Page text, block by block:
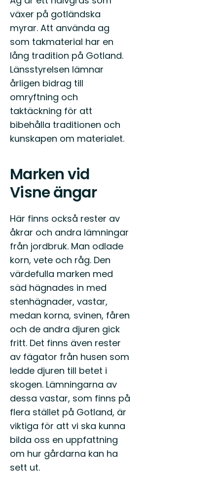
växer på gotländska
myrar. Att använda ag
som takmaterial har en
lång tradition på Gotland.
Länsstyrelsen lämnar
årligen bidrag till
omryftning och
taktäckning för att
bibehålla traditionen och
kunskapen om materialet.
Marken vid
Visne ängar
Här finns också rester av
åkrar och andra lämningar
från jordbruk. Man odlade
korn, vete och råg. Den
värdefulla marken med
säd hägnades in med
stenhägnader, vastar,
medan korna, svinen, fåren
och de andra djuren gick
fritt. Det finns även rester
av fägator från husen som
ledde djuren till betet i
skogen. Lämningarna av
dessa vastar, som finns på
flera stället på Gotland, är
viktiga för att vi ska kunna
bilda oss en uppfattning
om hur gårdarna kan ha
sett ut.